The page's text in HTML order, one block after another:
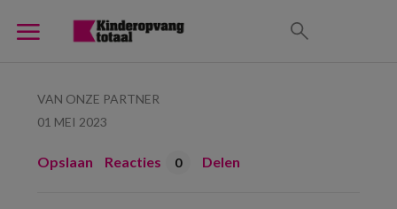
VAN ONZE PARTNER
01 MEI 2023
Opslaan Reacties 0 Delen